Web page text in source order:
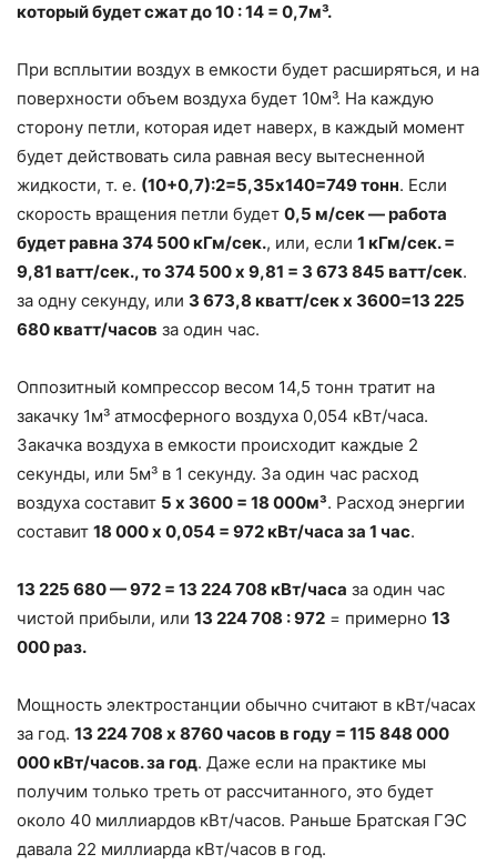
который будет сжат до 10 : 14 = 0,7м³.
При всплытии воздух в емкости будет расширяться, и на
поверхности объем воздуха будет 10м³. На каждую
сторону петли, которая идет наверх, в каждый момент
будет действовать сила равная весу вытесненной
жидкости, т. е. (10+0,7):2=5,35х140=749 тонн. Если
скорость вращения петли будет 0,5 м/сек — работа
будет равна 374 500 кГм/сек., или, если 1 кГм/сек. =
9,81 ватт/сек., то 374 500 х 9,81 = 3 673 845 ватт/сек.
за одну секунду, или 3 673,8 кватт/сек х 3600=13 225
680 кватт/часов за один час.
Оппозитный компрессор весом 14,5 тонн тратит на
закачку 1м³ атмосферного воздуха 0,054 кВт/часа.
Закачка воздуха в емкости происходит каждые 2
секунды, или 5м³ в 1 секунду. За один час расход
воздуха составит 5 х 3600 = 18 000м³. Расход энергии
составит 18 000 х 0,054 = 972 кВт/часа за 1 час.
13 225 680 — 972 = 13 224 708 кВт/часа за один час
чистой прибыли, или 13 224 708 : 972 = примерно 13
000 раз.
Мощность электростанции обычно считают в кВт/часах
за год. 13 224 708 х 8760 часов в году = 115 848 000
000 кВт/часов. за год. Даже если на практике мы
получим только треть от рассчитанного, это будет
около 40 миллиардов кВт/часов. Раньше Братская ГЭС
давала 22 миллиарда кВт/часов в год.